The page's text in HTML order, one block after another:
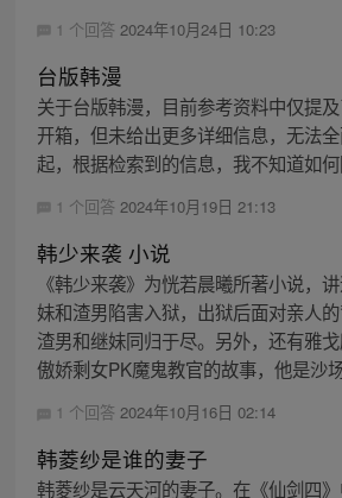
1 个回答 2024年10月24日 10:23
台版韩漫
关于台版韩漫，目前参考资料中仅提
开箱，但未给出更多详细信息，无法
起，根据检索到的信息，我不知道如何
1 个回答 2024年10月19日 21:13
韩少来袭 小说
《韩少来袭》为恍若晨曦所著小说，
妹和渣男陷害入狱，出狱后面对亲人
渣男和继妹同归于尽。另外，还有雅
傲娇剩女PK魔鬼教官的故事，他是沙
1 个回答 2024年10月16日 02:14
韩菱纱是谁的妻子
韩菱纱是云天河的妻子。在《仙剑四